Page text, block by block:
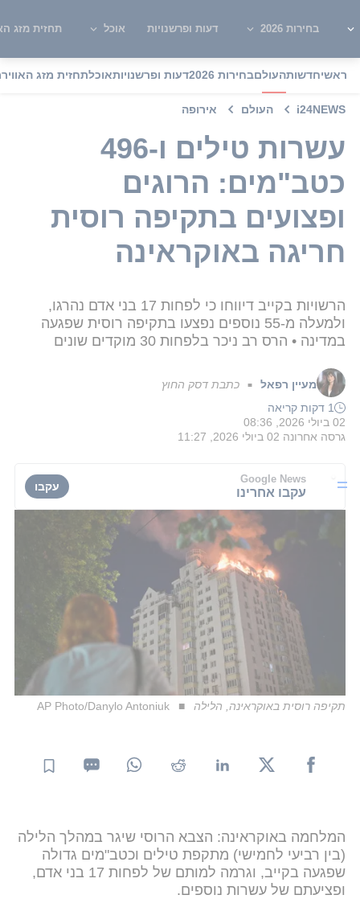
בחירות 2026 דעות ופרשנויות אוכל תחזית מזג
ראשיחדשותהעולםבחירות 2026 דעות ופרשנויותאוכלתחזית מזג האוויר
i24NEWS העולם אירופה
עשרות טילים ו-496
כטב"מים: הרוגים
ופצועים בתקיפה רוסית
חריגה באוקראינה
הרשויות בקייב דיווחו כי לפחות 17 בני אדם נהרגו,
ולמעלה מ-55 נוספים נפצעו בתקיפה רוסית שפגעה
במדינה • הרס רב ניכר בלפחות 30 מוקדים שונים
מעיין רפאל ■ כתבת דסק החוץ
1 דקות קריאה
02 ביולי 2026, 08:36
גרסה אחרונה 02 ביולי 2026, 11:27
Google News
עקבו אחרינו עקבו
תקיפה רוסית באוקראינה, הלילה AP Photo/Danylo Antoniuk
המלחמה באוקראינה: הצבא הרוסי שיגר במהלך הלילה
(בין רביעי לחמישי) מתקפת טילים וכטב"מים גדולה
שפגעה בקייב, וגרמה למותם של לפחות 17 בני אדם,
ופציעתם של עשרות נוספים.